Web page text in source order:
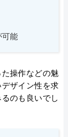
可能
操作などの魅
ザイン性を求
のも良いでし